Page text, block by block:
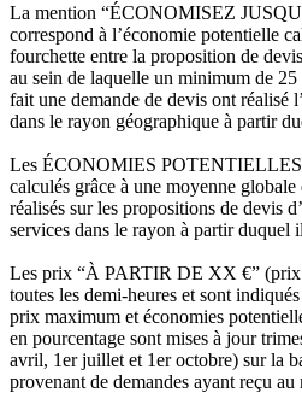
La mention “ÉCONOMISEZ
correspond à l’économie potentielle
fourchette entre la proposition de
au sein de laquelle un minimum de
fait une demande de devis ont réalisé
dans le rayon géographique à partir
Les ÉCONOMIES
calculés grâce à une moyenne
réalisés sur les propositions de devis
services dans le rayon à partir duquel
Les prix “À PARTIR DE XX €” (prix
toutes les demi-heures et sont
prix maximum et économies
en pourcentage sont mises à jour
avril, 1er juillet et 1er octobre) sur la
provenant de demandes ayant reçu